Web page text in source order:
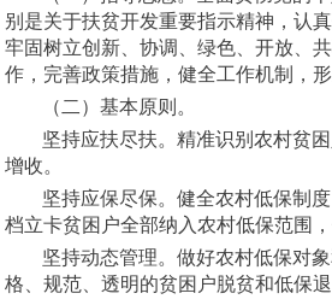
别是关于扶贫开发重要指示精神，认
牢固树立创新、协调、绿色、开放、
作，完善政策措施，健全工作机制，
（二）基本原则。
坚持应扶尽扶。精准识别农村贫
增收。
坚持应保尽保。健全农村低保制
档立卡贫困户全部纳入农村低保范围
坚持动态管理。做好农村低保对
格、规范、透明的贫困户脱贫和低保